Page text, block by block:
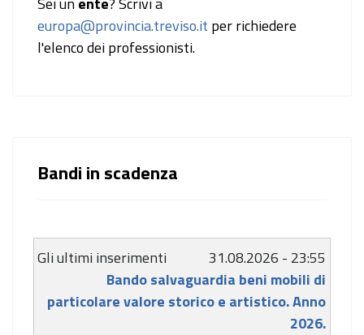
europa@provincia.treviso.it per richiedere
l'elenco dei professionisti.
Bandi in scadenza
Gli ultimi
inserimenti
31.08.2026 - 23:55
Bando salvaguardia beni mobili di
particolare valore storico e artistico. Anno
2026.